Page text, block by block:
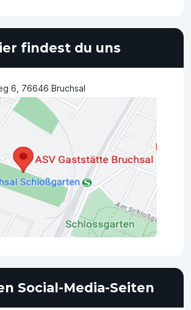
Hier findest du uns
6, 76646 Bruchsal
Social-Media-Seiten